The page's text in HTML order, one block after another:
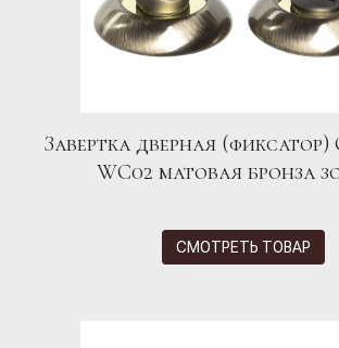
Завертка дверная
WC02 матовая бронза
СМОТРЕТЬ ТОВАР